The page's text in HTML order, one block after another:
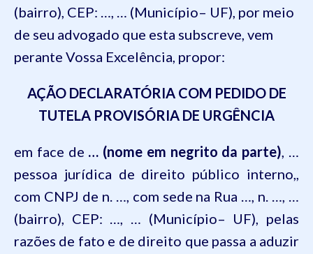
(bairro), CEP: …, … (Município– UF), por meio
de seu advogado que esta subscreve, vem
perante Vossa Excelência, propor:
AÇÃO DECLARATÓRIA COM PEDIDO DE
TUTELA PROVISÓRIA DE URGÊNCIA
em face de … (nome em negrito da parte), …
pessoa jurídica de direito público interno,,
com CNPJ de n. …, com sede na Rua …, n. …, …
(bairro), CEP: …, … (Município– UF), pelas
razões de fato e de direito que passa a aduzir